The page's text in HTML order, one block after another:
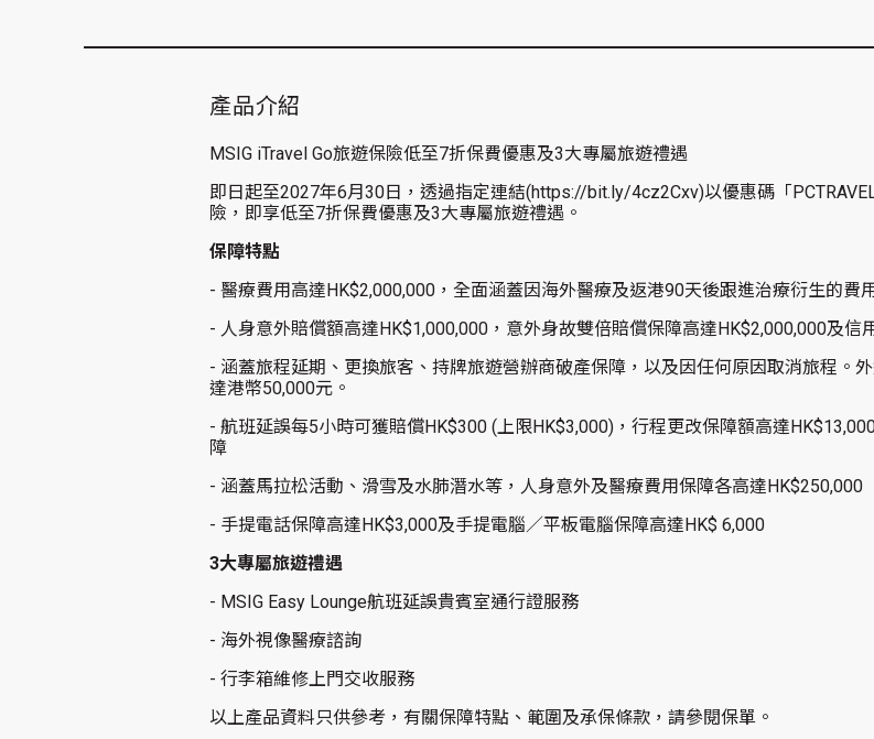
產品介紹
MSIG iTravel Go旅遊保險低至7折保費優惠及3大專屬旅遊禮遇
即日起至2027年6月30日，透過指定連結(https://bit.ly/4cz2Cxv)以優惠碼「
險，即享低至7折保費優惠及3大專屬旅遊禮遇。
保障特點
- 醫療費用高達HK$2,000,000，全面涵蓋因海外醫療及返港90天後跟進治療衍生的費
- 人身意外賠償額高達HK$1,000,000，意外身故雙倍賠償保障高達HK$2,000,000及信
- 涵蓋旅程延期、更換旅客、持牌旅遊營辦商破產保障，以及因任何原因取消旅程。
達港幣50,000元。
- 航班延誤每5小時可獲賠償HK$300 (上限HK$3,000)，行程更改保障額高達
障
- 涵蓋馬拉松活動、滑雪及水肺潛水等，人身意外及醫療費用保障各高達HK$250,000
- 手提電話保障高達HK$3,000及手提電腦／平板電腦保障高達HK$ 6,000
3大專屬旅遊禮遇
- MSIG Easy Lounge航班延誤貴賓室通行證服務
- 海外視像醫療諮詢
- 行李箱維修上門交收服務
以上產品資料只供參考，有關保障特點、範圍及承保條款，請參閱保單。